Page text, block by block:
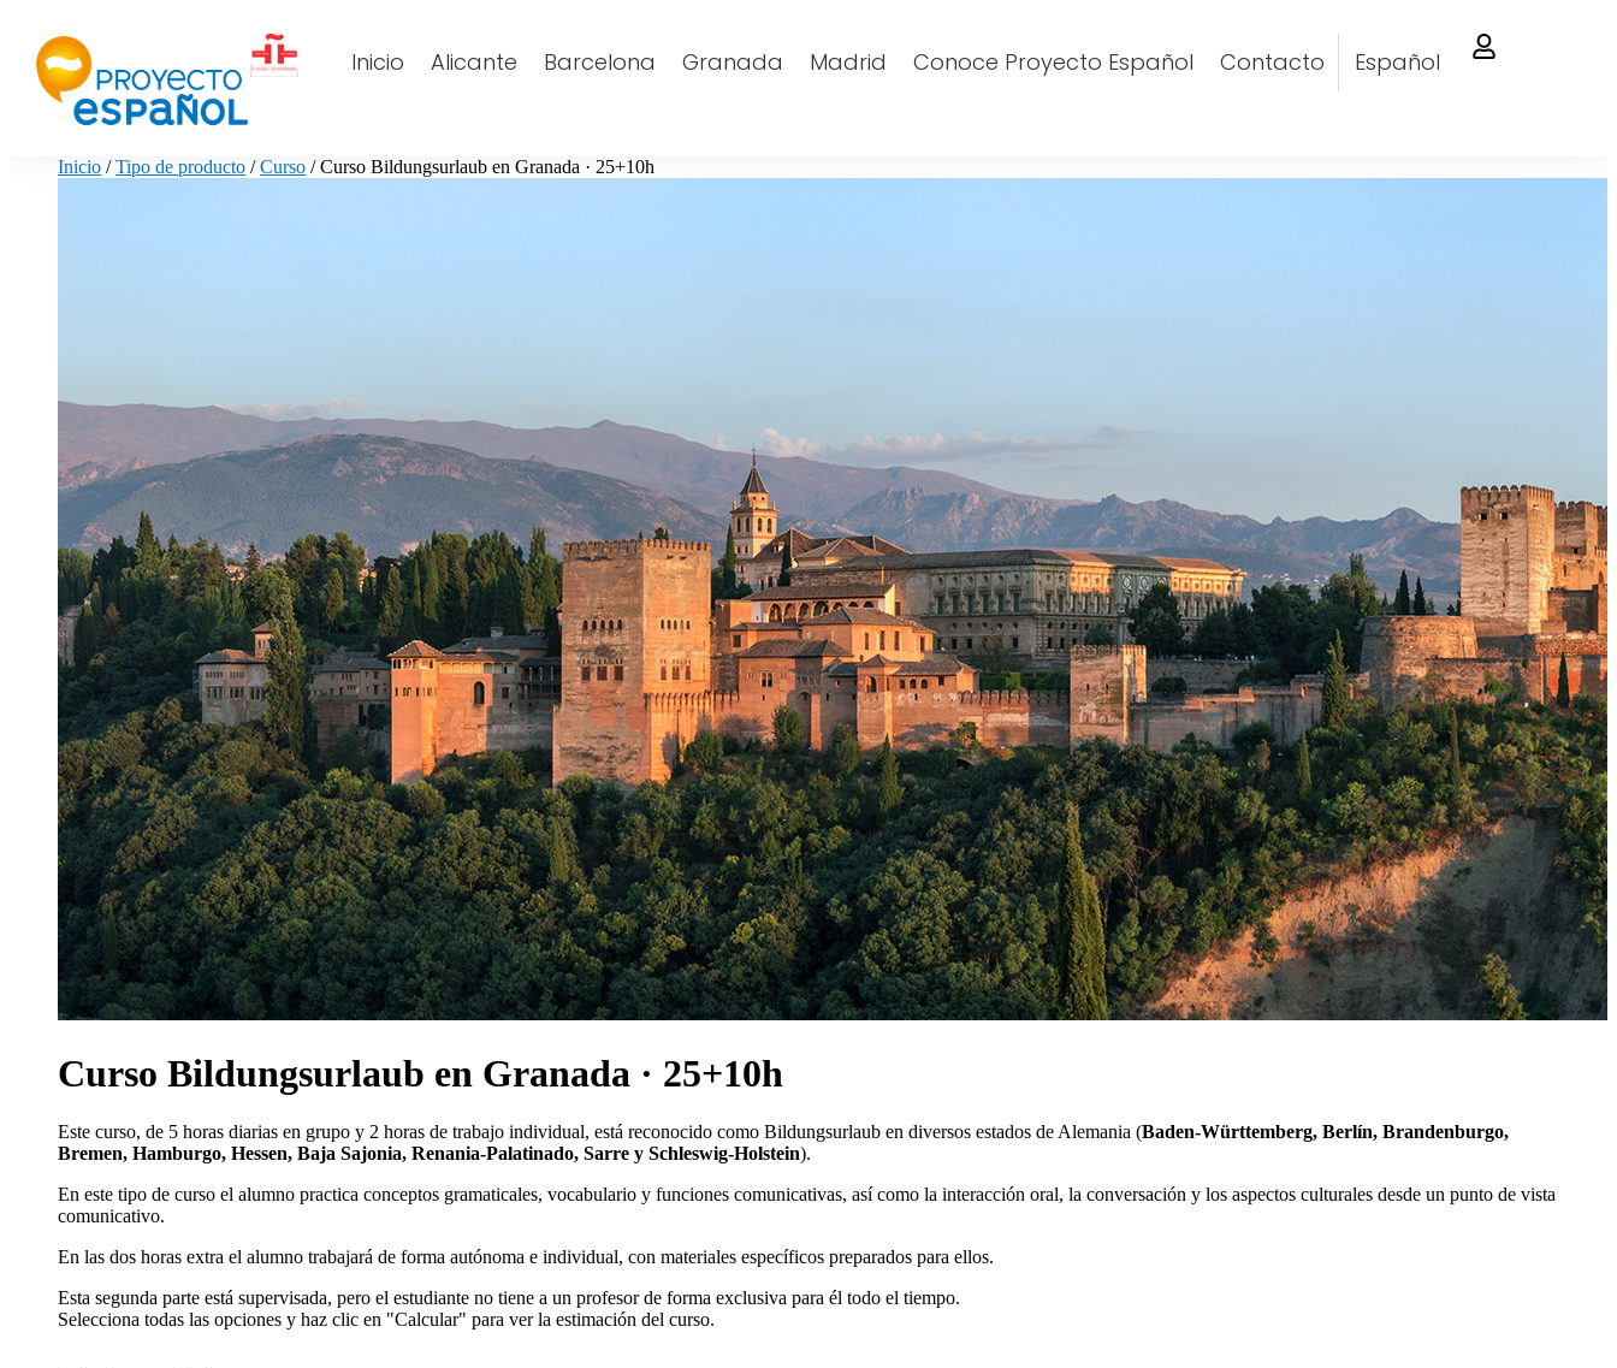
Inicio Alicante Barcelona Granada Madrid Conoce Proyecto Español Contacto Español
Inicio /Tipo de producto /Curso / Curso Bildungsurlaub en Granada · 25+10h
Curso Bildungsurlaub en Granada · 25+10h
Este curso, de 5 horas diarias en grupo y 2 horas de trabajo individual, está reconocido como Bildungsurlaub en diversos estados de Alemania (Baden-Württemberg, Berlín, Brandenburgo,
Bremen, Hamburgo, Hessen, Baja Sajonia, Renania-Palatinado, Sarre y Schleswig-Holstein).
En este tipo de curso el alumno practica conceptos gramaticales, vocabulario y funciones comunicativas, así como la interacción oral, la conversación y los aspectos culturales desde un punto de vista
comunicativo.
En las dos horas extra el alumno trabajará de forma autónoma e individual, con materiales específicos preparados para ellos.
Esta segunda parte está supervisada, pero el estudiante no tiene a un profesor de forma exclusiva para él todo el tiempo.
Selecciona todas las opciones y haz clic en "Calcular" para ver la estimación del curso.